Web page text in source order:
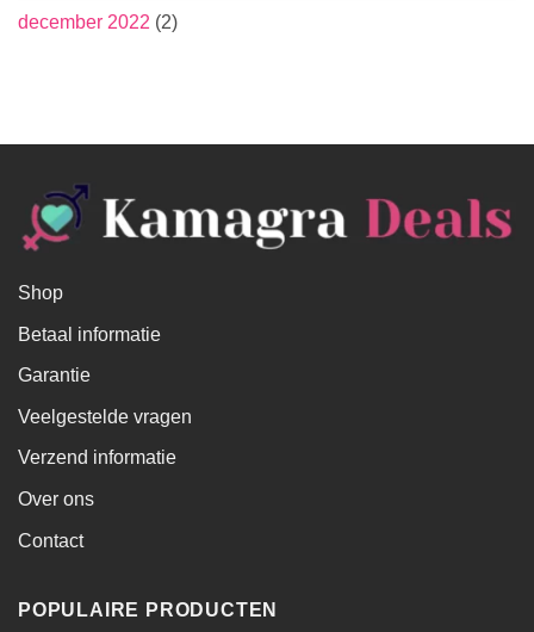
december 2022 (2)
Shop
Betaal informatie
Garantie
Veelgestelde vragen
Verzend informatie
Over ons
Contact
POPULAIRE PRODUCTEN